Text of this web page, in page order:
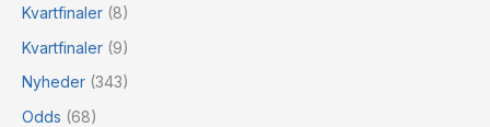
Kvartfinaler (8)
Kvartfinaler (9)
Nyheder (343)
Odds (68)